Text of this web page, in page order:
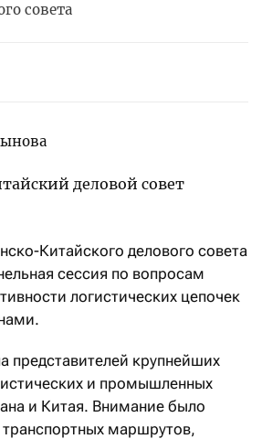
совета
Китайского делового совета
сессия по вопросам
логистических цепочек
представителей крупнейших
и промышленных
и Китая. Внимание было
маршрутов,